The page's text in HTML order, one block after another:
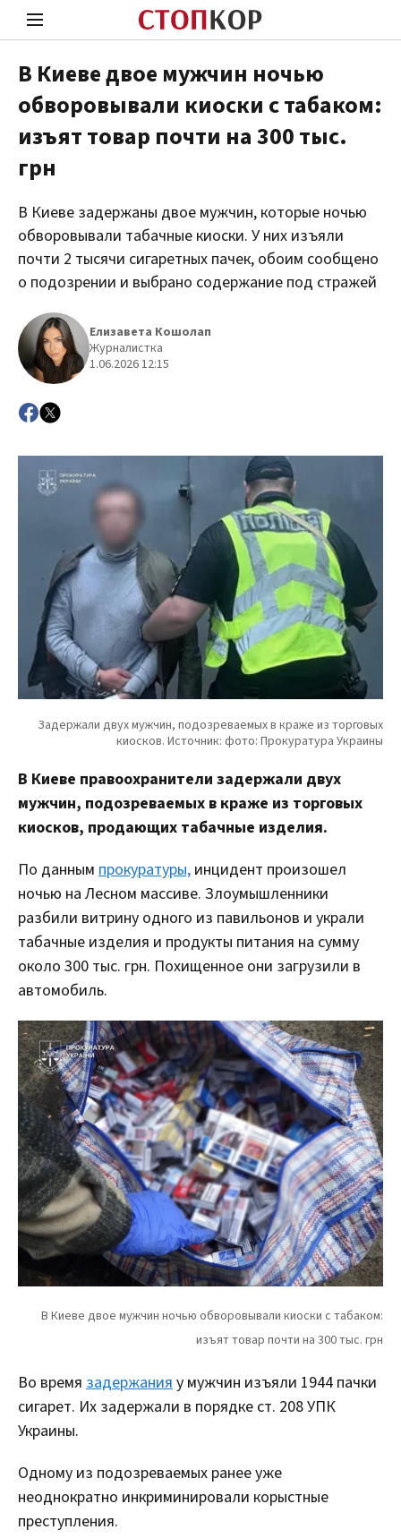
Стоп Политической Коррупции
В Киеве двое мужчин ночью
обворовывали киоски с табаком:
изъят товар почти на 300 тыс.
грн
В Киеве задержаны двое мужчин, которые ночью
обворовывали табачные киоски. У них изъяли
почти 2 тысячи сигаретных пачек, обоим сообщено
о подозрении и выбрано содержание под стражей
Елизавета Кошолап
Журналистка
1.06.2026 12:15
В Киеве правоохранители задержали двух
мужчин, подозреваемых в краже из торговых
киосков, продающих табачные изделия.
По данным прокуратуры, инцидент произошел
ночью на Лесном массиве. Злоумышленники
разбили витрину одного из павильонов и украли
табачные изделия и продукты питания на сумму
около 300 тыс. грн. Похищенное они загрузили в
автомобиль.
Во время задержанияу мужчин изъяли 1944 пачки
сигарет. Их задержали в порядке ст. 208 УПК
Украины.
Одному из подозреваемых ранее уже
неоднократно инкриминировали корыстные
преступления.